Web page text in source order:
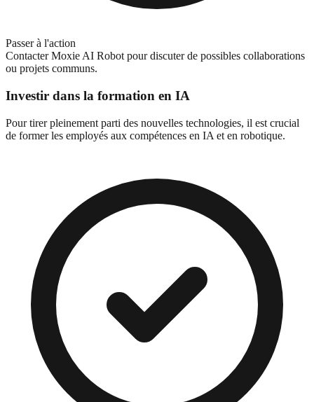
Passer à l'action
Contacter Moxie AI Robot pour discuter de possibles collaborations
ou projets communs.
Investir dans la formation en IA
Pour tirer pleinement parti des nouvelles technologies, il est crucial
de former les employés aux compétences en IA et en robotique.